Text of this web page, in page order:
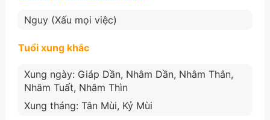
Nguy (Xấu mọi việc)
Tuổi xung khắc
Xung ngày: Giáp Dần, Nhâm Dần, Nhâm Thân,
Nhâm Tuất, Nhâm Thìn
Xung tháng: Tân Mùi, Kỷ Mùi